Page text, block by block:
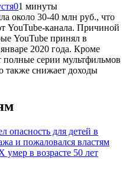
01 минуты
около 30-40 млн руб., что
YouTube-канала. Причиной
YouTube принял в
2020 года. Кроме
полные серии мультфильмов
также снижает доходы
опасность для детей в
и пожаловался властям
в возрасте 50 лет